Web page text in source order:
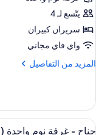
-
سريران
كبيران
يتّسع لـ 4
سريران كبيران
واي فاي مجاني
المزيد من التفاصيل
المزيد
غرفة
سريران
استعراض
3
جناح - غرفة نوم واحدة (2 Queen Beds)